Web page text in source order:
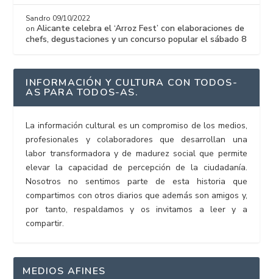
Sandro 09/10/2022
onAlicante celebra el ‘Arroz Fest’ con elaboraciones de
chefs, degustaciones y un concurso popular el sábado 8
INFORMACIÓN Y CULTURA CON TODOS-
AS PARA TODOS-AS.
La información cultural es un compromiso de los medios,
profesionales y colaboradores que desarrollan una
labor transformadora y de madurez social que permite
elevar la capacidad de percepción de la ciudadanía.
Nosotros no sentimos parte de esta historia que
compartimos con otros diarios que además son amigos y,
por tanto, respaldamos y os invitamos a leer y a
compartir.
MEDIOS AFINES